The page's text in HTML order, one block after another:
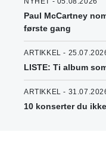
Paul McCartney
første gang
ARTIKKEL -
LISTE: Ti album
ARTIKKEL -
10 konserter du